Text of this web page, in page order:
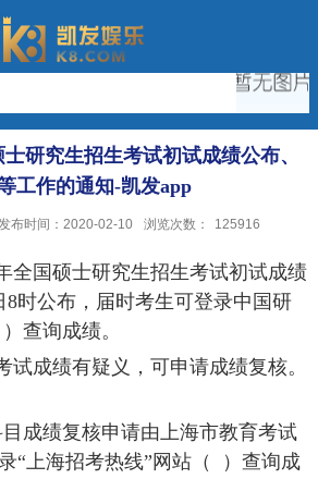
研究生招生考试初试成绩公布、
工作的通知-凯发app
布时间：2020-02-10 浏览次数： 125916
全国硕士研究生招生考试初试成绩
8时公布，届时考生可登录中国研
）查询成绩。
试成绩有疑义，可申请成绩复核。
成绩复核申请由上海市教育考试
“上海招考热线” 网站（
）查询成